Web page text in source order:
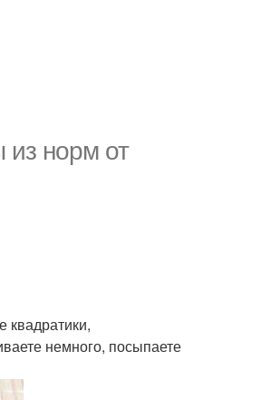
из норм от
квадратики,
немного, посыпаете